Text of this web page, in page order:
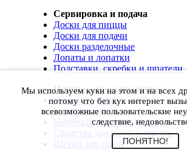
Сервировка и подача
Доски для пиццы
Доски для подачи
Доски разделочные
Лопаты и лопатки
Подставки, скребки и шпатели
Чистка, уход и хранение
Чехлы и сумки
Коврики для гриля
Корючки для инструментов
Средства для ухода и чистки
Щетки для гриля
Мы используем куки на этом и на всех
потому что без кук интернет
всевозможные пользовательские
следствие,
ПОНЯТНО!